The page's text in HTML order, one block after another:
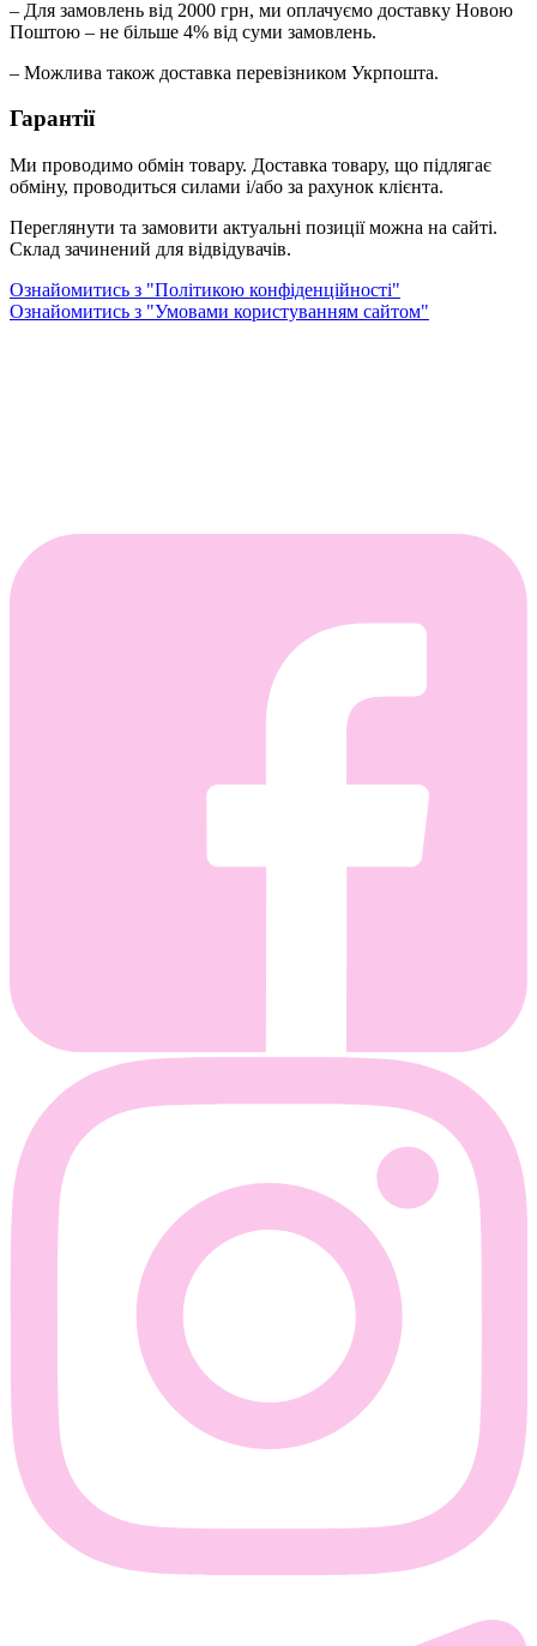
– Для замовлень від 2000 грн, ми оплачуємо доставку Новою
Поштою – не більше 4% від суми замовлень.
– Можлива також доставка перевізником Укрпошта.
Гарантії
Ми проводимо обмін товару. Доставка товару, що підлягає
обміну, проводиться силами і/або за рахунок клієнта.
Переглянути та замовити актуальні позиції можна на сайті.
Склад зачинений для відвідувачів.
Ознайомитись з "Політикою конфіденційності"
Ознайомитись з "Умовами користуванням сайтом"